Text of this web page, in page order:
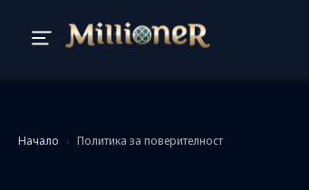
Начало › Политика за поверителност